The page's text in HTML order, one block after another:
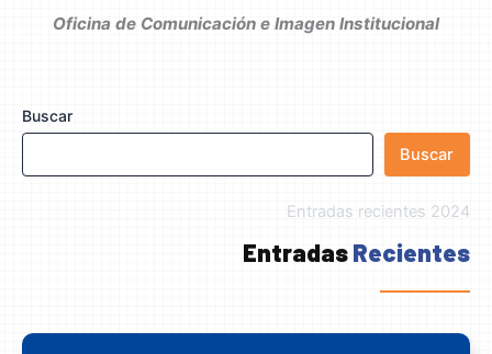
Oficina de Comunicación e Imagen Institucional
Buscar
Buscar
Entradas recientes 2024
EntradasRecientes